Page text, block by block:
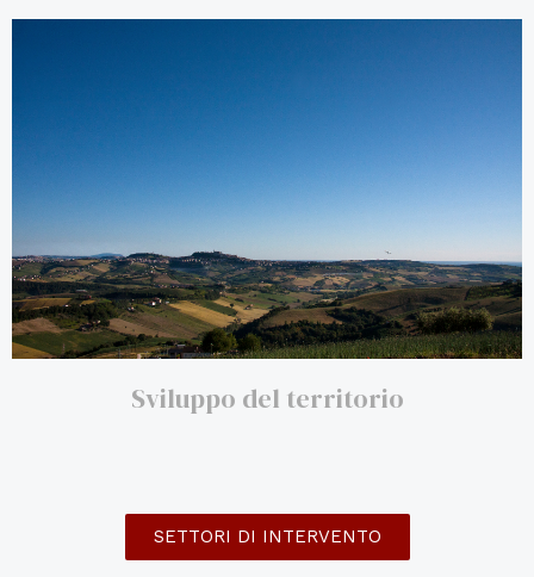
Sviluppo del territorio
SETTORI DI INTERVENTO